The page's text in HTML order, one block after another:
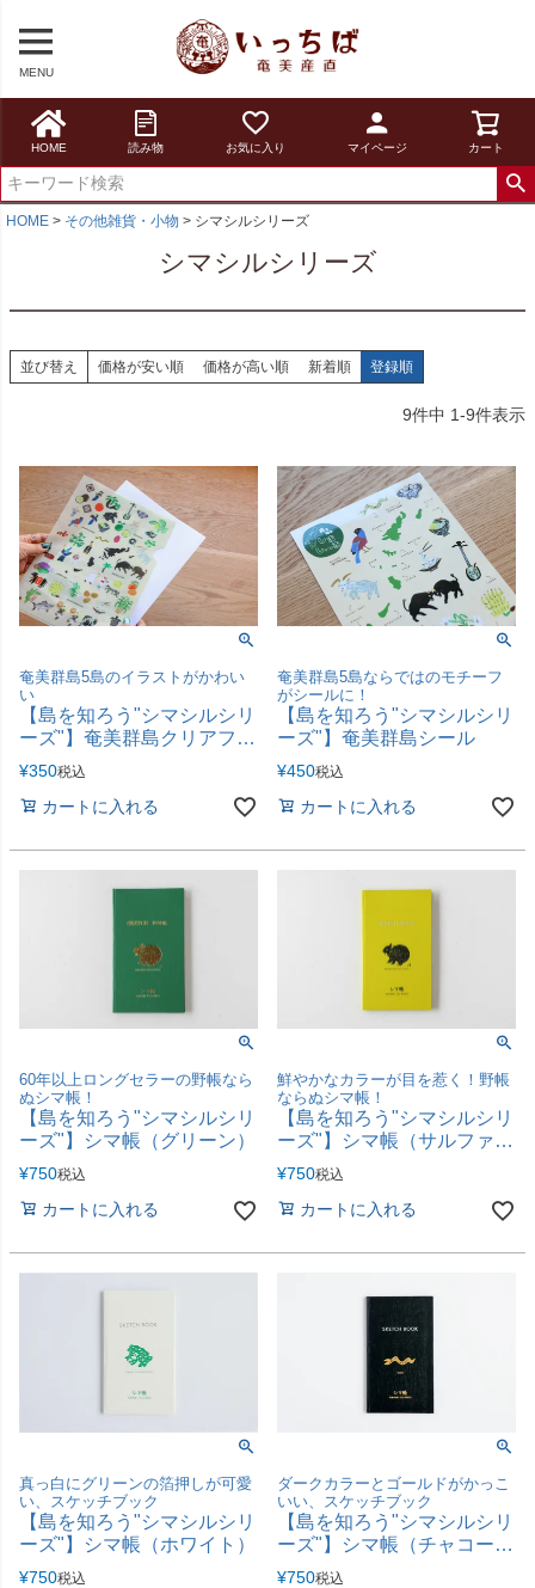
MENU
HOME 読み物 お気に入り マイページ カート
HOME その他雑貨・小物 シマシルシリーズ
シマシルシリーズ
並び替え 価格が安い順 価格が高い順 新着順 登録順
9件中 1-9件表示
奄美群島5島のイラストがかわい
い
【島を知ろう"シマシルシリ
ーズ"】奄美群島クリアファ
イル
¥350税込
カートに入れる
奄美群島5島ならではのモチーフ
がシールに！
【島を知ろう"シマシルシリ
ーズ"】奄美群島シール
¥450税込
カートに入れる
60年以上ロングセラーの野帳なら
ぬシマ帳！
【島を知ろう"シマシルシリ
ーズ"】シマ帳（グリーン）
¥750税込
カートに入れる
鮮やかなカラーが目を惹く！野帳
ならぬシマ帳！
【島を知ろう"シマシルシリ
ーズ"】シマ帳（サルファー
イエロー）
¥750税込
カートに入れる
真っ白にグリーンの箔押しが可愛
い、スケッチブック
【島を知ろう"シマシルシリ
ーズ"】シマ帳（ホワイト）
¥750税込
ダークカラーとゴールドがかっこ
いい、スケッチブック
【島を知ろう"シマシルシリ
ーズ"】シマ帳（チャコール
ブラック）
¥750税込